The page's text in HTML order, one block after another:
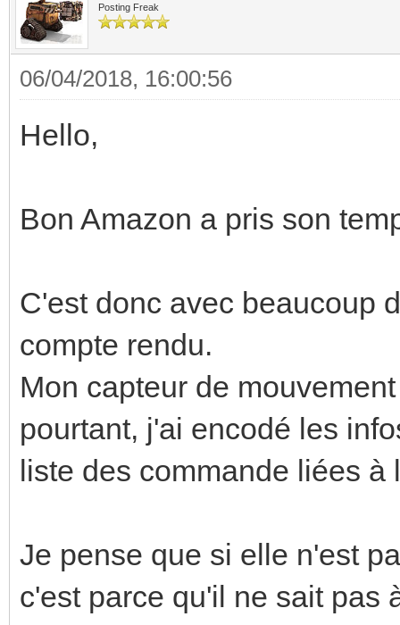
Posting Freak
06/04/2018, 16:00:56
Hello,
Bon Amazon a pris son
C'est donc avec beaucoup
compte rendu.
Mon capteur de
pourtant, j'ai encodé les
liste des commande liées à
Je pense que si elle n'est
c'est parce qu'il ne sait pas